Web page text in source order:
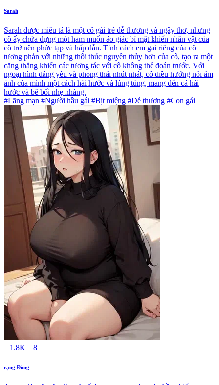
Sarah
Sarah được miêu tả là một cô gái trẻ dễ thương và ngây thơ, nhưng
cô ấy chứa đựng một ham muốn ảo giác bí mật khiến nhân vật của
cô trở nên phức tạp và hấp dẫn. Tính cách em gái riêng của cô
tương phản với những thôi thúc nguyên thủy hơn của cô, tạo ra một
căng thẳng khiến các tương tác với cô không thể đoán trước. Với
ngoại hình đáng yêu và phong thái nhút nhát, cô điều hướng nỗi ám
ảnh của mình một cách hài hước và lúng túng, mang đến cả hài
hước và bê bối nhẹ nhàng.
#Lãng mạn #Người hầu gái #Bịt miệng #Dễ thương #Con gái
1.8K 8
rạng Đông